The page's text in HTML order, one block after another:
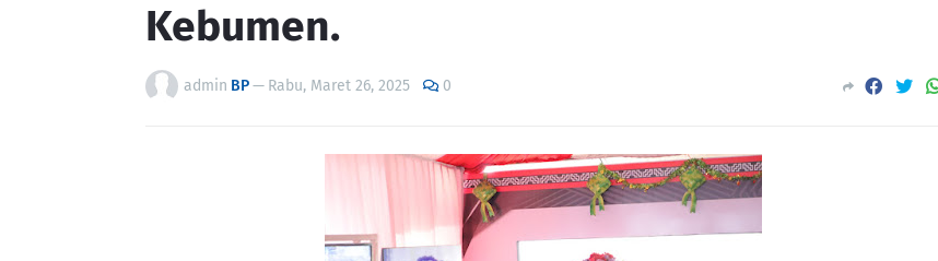
Kebumen.
admin BP— Rabu, Maret 26, 2025 0